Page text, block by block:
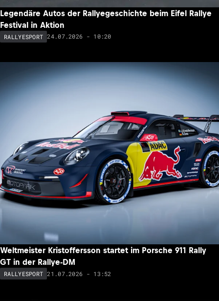
Legendäre Autos der Rallyegeschichte beim Eifel Rallye
Festival in Aktion
RALLYESPORT 24.07.2026 - 10:20
Weltmeister Kristoffersson startet im Porsche 911 Rally
GT in der Rallye-DM
RALLYESPORT 21.07.2026 - 13:52